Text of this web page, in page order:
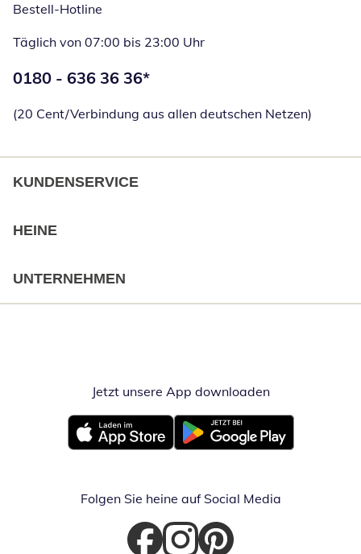
Bestell-Hotline
Täglich von 07:00 bis 23:00 Uhr
Telefonnummer:
0180 - 636 36 36*
(20 Cent/Verbindung aus allen deutschen Netzen)
KUNDENSERVICE
HEINE
UNTERNEHMEN
Jetzt unsere App downloadenÖffnet in
Öffnet in neuem FensterÖffnet in neuem Fenster
Folgen Sie heine auf Social Media